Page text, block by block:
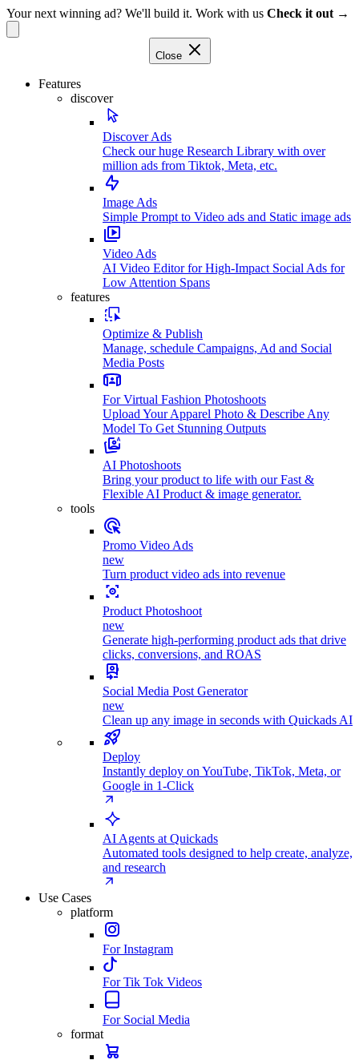
Your next winning ad? We'll build it. Work with us Check it out →
Close
Features
discover
Discover Ads
Check our huge Research Library with over
million ads from Tiktok, Meta, etc.
Image Ads
Simple Prompt to Video ads and Static image ads
Video Ads
AI Video Editor for High-Impact Social Ads for
Low Attention Spans
features
Optimize & Publish
Manage, schedule Campaigns, Ad and Social
Media Posts
For Virtual Fashion Photoshoots
Upload Your Apparel Photo & Describe Any
Model To Get Stunning Outputs
AI Photoshoots
Bring your product to life with our Fast &
Flexible AI Product & image generator.
tools
Promo Video Ads
new
Turn product video ads into revenue
Product Photoshoot
new
Generate high-performing product ads that drive
clicks, conversions, and ROAS
Social Media Post Generator
new
Clean up any image in seconds with Quickads AI
Deploy
Instantly deploy on YouTube, TikTok, Meta, or
Google in 1-Click
AI Agents at Quickads
Automated tools designed to help create, analyze,
and research
Use Cases
platform
For Instagram
For Tik Tok Videos
For Social Media
format